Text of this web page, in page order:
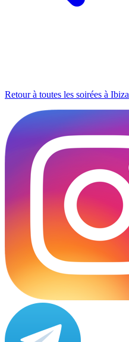
Retour à toutes les soirées à Ibiza